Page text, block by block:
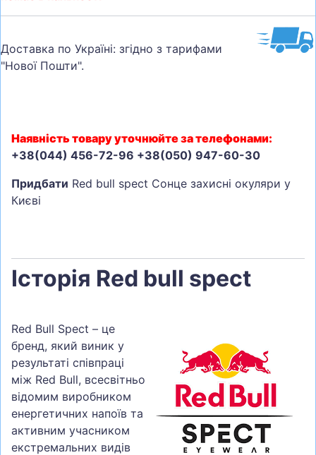
Доставка по Україні: згідно з тарифами
"Нової Пошти".
Наявність товару уточнюйте за телефонами:
+38(044) 456-72-96 +38(050) 947-60-30
Придбати Red bull spect Сонце захисні окуляри у
Києві
Історія Red bull spect
Red Bull Spect – це
бренд, який виник у
результаті співпраці
між Red Bull, всесвітньо
відомим виробником
енергетичних напоїв та
активним учасником
екстремальних видів